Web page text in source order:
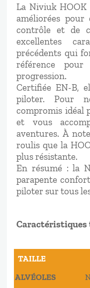
La Niviuk HOOK
améliorées
contrôle et de
excellentes
précédents qui
référence
progression.
Certifiée EN-B,
piloter. Pour
compromis idéal
et vous
aventures. À
roulis que la
plus résistante.
En résumé : la
parapente
piloter sur tous
Caractéristiques
TAILLE
ALVÉOLES